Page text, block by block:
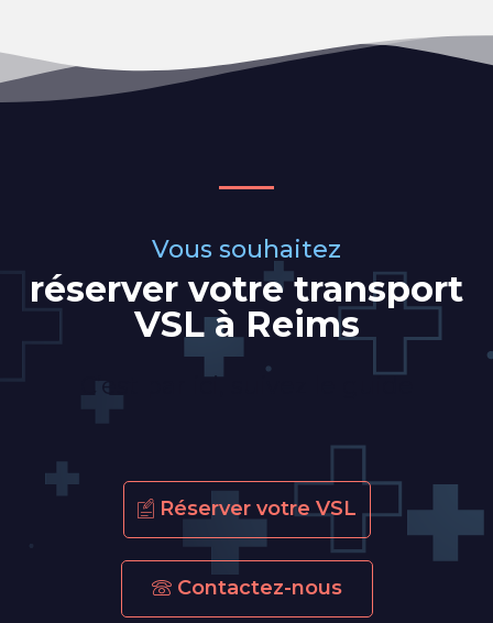
réserver votre transport
VSL à Reims
Vous souhaitez
C’est par ici, suivez le guide
Réserver votre VSL
Contactez-nous